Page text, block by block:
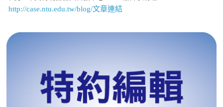
http://case.ntu.edu.tw/blog/文章連結